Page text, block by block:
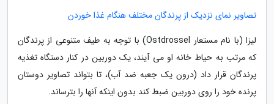
تصاویر نمای نزدیک از پرندگان مختلف هنگام غذا خوردن
لیزا (با نام مستعار Ostdrossel) با توجه به طیف متنوعی از پرندگان
که مرتب به حیاط خانه او می آیند، یک دوربین در کنار دستگاه تغذیه
پرندگان قرار داد (درون یک جعبه ضد آب)، تا بتواند تصاویر دوستان
پرنده خود را روی دوربین ضبط کند بدون اینکه آنها را بترساند.